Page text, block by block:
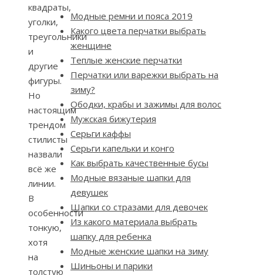
квадраты,
уголки,
треугольники
и
другие
фигуры.
Но
настоящим
трендом
стилисты
назвали
всё же
линии.
В
особенности
тонкую,
хотя
на
толстую
Модные ремни и пояса 2019
Какого цвета перчатки выбрать
женщине
Теплые женские перчатки
Перчатки или варежки выбрать на
зиму?
Ободки, крабы и зажимы для волос
Мужская бижутерия
Серьги каффы
Серьги капельки и конго
Как выбрать качественные бусы
Модные вязаные шапки для
девушек
Шапки со стразами для девочек
Из какого материала выбрать
шапку для ребенка
Модные женские шапки на зиму
Шиньоны и парики